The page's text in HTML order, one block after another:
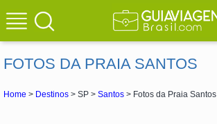
FOTOS DA PRAIA SANTOS
Home > Destinos > SP > Santos > Fotos da Praia Santos